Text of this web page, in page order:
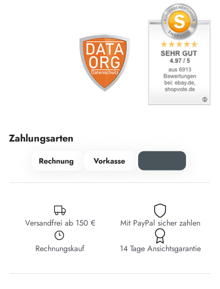
Zahlungsarten
Versandfrei ab 150 € Mit PayPal sicher zahlen
Rechnungskauf 14 Tage Ansichtsgarantie